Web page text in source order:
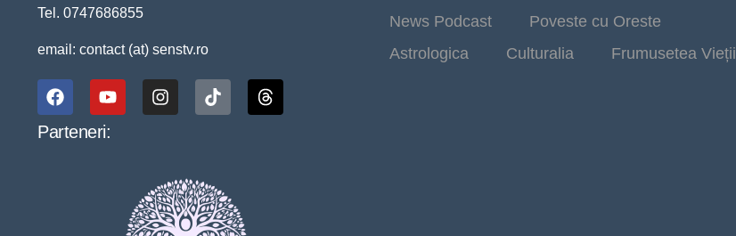
Tel. 0747686855
email: contact (at) senstv.ro
Parteneri:
News Podcast
Poveste cu Oreste
Astrologica
Culturalia Frumusetea Vieții